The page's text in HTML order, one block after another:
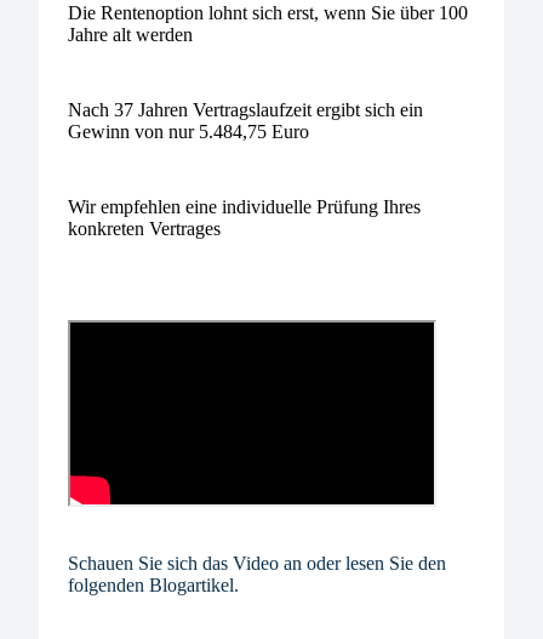
Die Rentenoption lohnt sich erst, wenn Sie über 100
Jahre alt werden
Nach 37 Jahren Vertragslaufzeit ergibt sich ein
Gewinn von nur 5.484,75 Euro
Wir empfehlen eine individuelle Prüfung Ihres
konkreten Vertrages
Schauen Sie sich das Video an oder lesen Sie den
folgenden Blogartikel.